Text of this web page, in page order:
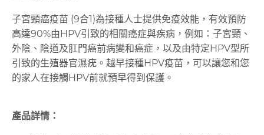
子宮頸癌疫苗 (9合1)為接種人士提供免疫效能，有效預防
高達90%由HPV引致的相關癌症與疾病，例如：子宮頸、
外陰、陰道及肛門癌前病變和癌症，以及由特定HPV型所
引致的生殖器官濕疣。越早接種HPV疫苗，可以讓您和您
的家人在接觸HPV前就預早得到保護。
產品詳情：